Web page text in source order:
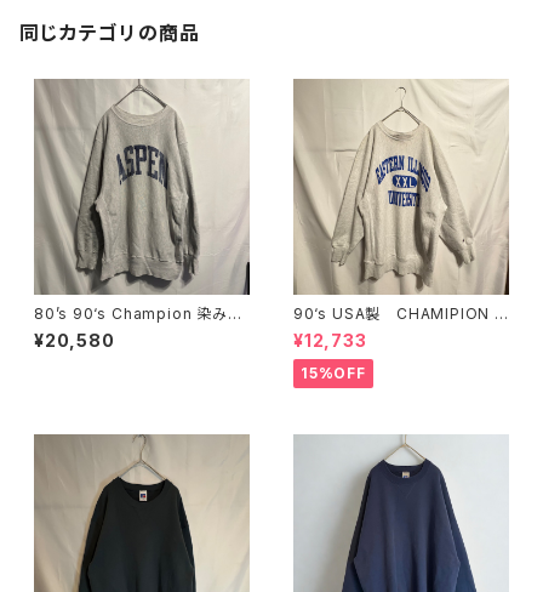
同じカテゴリの商品
80’s 90‘s Champion 染み込
みプリント リバースウィーブ
reverse weave
¥20,580
90‘s USA製 CHAMIPION リ
バースウィーブ カレッジ XX
L
¥12,733
15%OFF